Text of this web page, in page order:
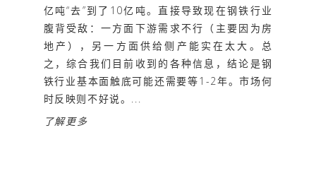
亿吨“去”到了10亿吨。直接导致现在钢铁行业
腹背受敌：一方面下游需求不行（主要因为房
地产），另一方面供给侧产能实在太大。总
之，综合我们目前收到的各种信息，结论是钢
铁行业基本面触底可能还需要等1-2年。市场何
时反映则不好说。...
了解更多